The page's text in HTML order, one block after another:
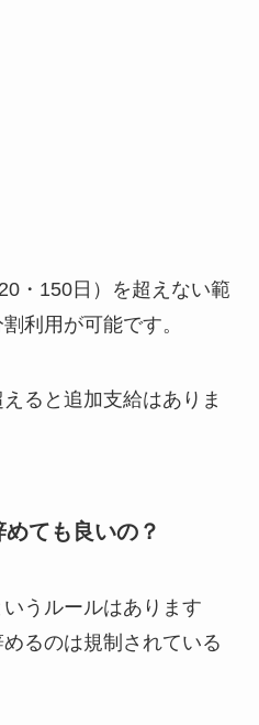
・150日）を超えない範
利用が可能です。
ると追加支給はありま
ても良いの？
いうルールはあります
るのは規制されている